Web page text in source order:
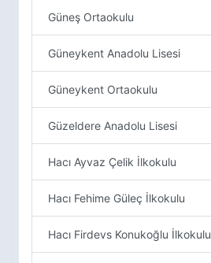
Güneş Ortaokulu
Güneykent Anadolu Lisesi
Güneykent Ortaokulu
Güzeldere Anadolu Lisesi
Hacı Ayvaz Çelik İlkokulu
Hacı Fehime Güleç İlkokulu
Hacı Firdevs Konukoğlu İlkokulu